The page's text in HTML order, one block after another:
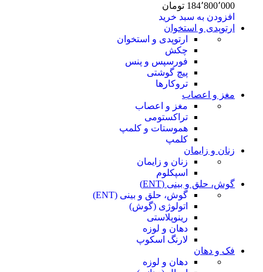
184٬800٬000 تومان
افزودن به سبد خرید
ارتوپدی و استخوان
ارتوپدی و استخوان
چکش
فورسپس و پنس
پیچ گوشتی
تروکارها
مغز و اعصاب
مغز و اعصاب
تراکستومی
هموستات و کلمپ
کلمپ
زنان و زایمان
زنان و زایمان
اسپکلوم
گوش، حلق و بینی (ENT)
گوش، حلق و بینی (ENT)
اتولوژی (گوش)
رینوپلاستی
دهان و لوزه
لارنگ اسکوپ
فک و دهان
دهان و لوزه